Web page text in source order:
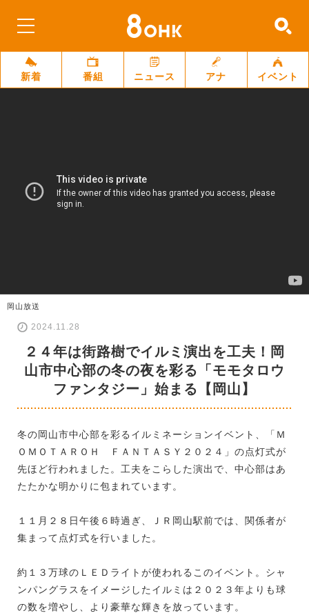
新着 番組 ニュース アナ イベント
岡山放送
2024.11.28
２４年は街路樹でイルミ演出を工夫！岡
山市中心部の冬の夜を彩る「モモタロウ
ファンタジー」始まる【岡山】
冬の岡山市中心部を彩るイルミネーションイベント、「Ｍ
ＯＭＯＴＡＲＯＨ ＦＡＮＴＡＳＹ２０２４」の点灯式が
先ほど行われました。工夫をこらした演出で、中心部はあ
たたかな明かりに包まれています。
１１月２８日午後６時過ぎ、ＪＲ岡山駅前では、関係者が
集まって点灯式を行いました。
約１３万球のＬＥＤライトが使われるこのイベント。シャ
ンパングラスをイメージしたイルミは２０２３年よりも球
の数を増やし、より豪華な輝きを放っています。